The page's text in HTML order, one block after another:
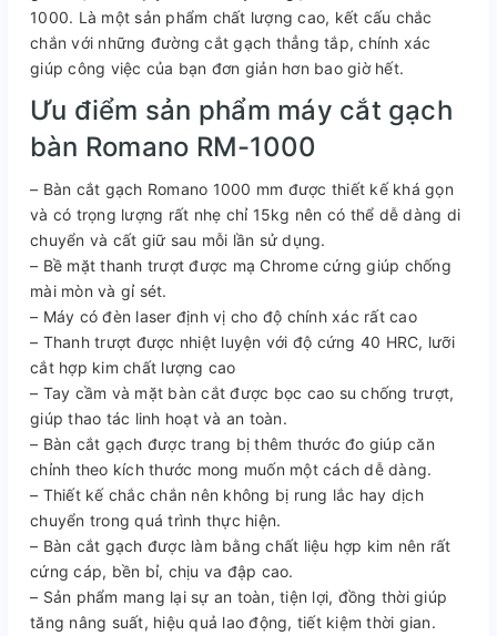
1000. Là một sản phẩm chất lượng cao, kết cấu chắc
chắn với những đường cắt gạch thẳng tắp, chính xác
giúp công việc của bạn đơn giản hơn bao giờ hết.
Ưu điểm sản phẩm máy cắt gạch
bàn Romano RM-1000
– Bàn cắt gạch Romano 1000 mm được thiết kế khá gọn
và có trọng lượng rất nhẹ chỉ 15kg nên có thể dễ dàng di
chuyển và cất giữ sau mỗi lần sử dụng.
– Bề mặt thanh trượt được mạ Chrome cứng giúp chống
mài mòn và gỉ sét.
– Máy có đèn laser định vị cho độ chính xác rất cao
– Thanh trượt được nhiệt luyện với độ cứng 40 HRC, lưỡi
cắt hợp kim chất lượng cao
– Tay cầm và mặt bàn cắt được bọc cao su chống trượt,
giúp thao tác linh hoạt và an toàn.
– Bàn cắt gạch được trang bị thêm thước đo giúp căn
chỉnh theo kích thước mong muốn một cách dễ dàng.
– Thiết kế chắc chắn nên không bị rung lắc hay dịch
chuyển trong quá trình thực hiện.
– Bàn cắt gạch được làm bằng chất liệu hợp kim nên rất
cứng cáp, bền bỉ, chịu va đập cao.
– Sản phẩm mang lại sự an toàn, tiện lợi, đồng thời giúp
tăng nâng suất, hiệu quả lao động, tiết kiệm thời gian.